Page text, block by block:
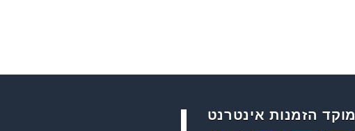
מוקד הזמנות אינטרנט